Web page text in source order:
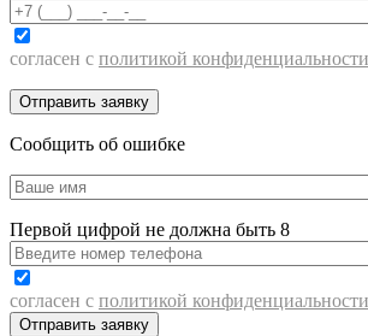
согласен с политикой конфиденциальности
Сообщить об ошибке
Первой цифрой не должна быть 8
согласен с политикой конфиденциальности